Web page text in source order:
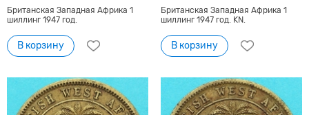
Британская Западная Африка 1
шиллинг 1947 год.
В корзину
Британская Западная Африка 1
шиллинг 1947 год. KN.
В корзину